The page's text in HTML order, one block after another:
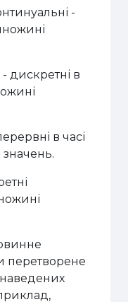
-
- дискретні в
в часі
перетворене